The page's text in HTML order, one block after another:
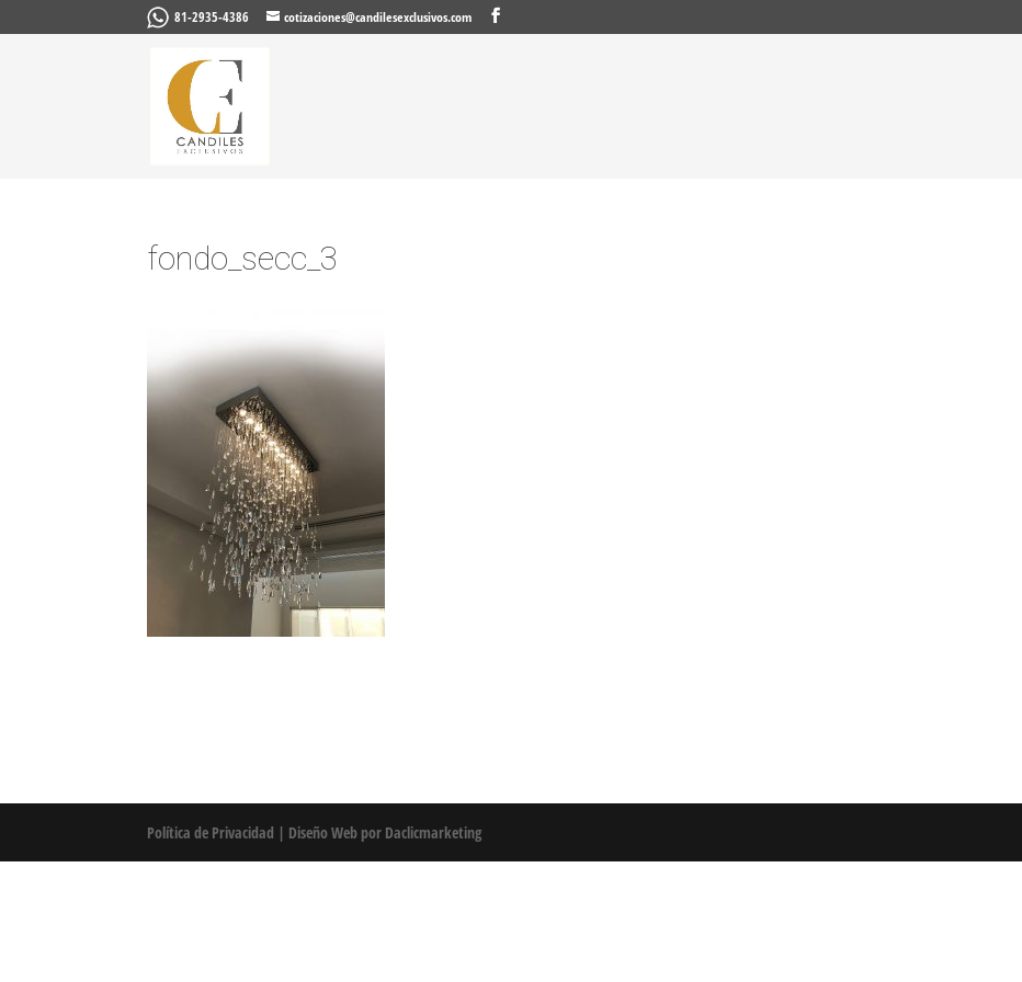
81-2935-4386 cotizaciones@candilesexclusivos.com
fondo_secc_3
Política de Privacidad | Diseño Web por Daclicmarketing